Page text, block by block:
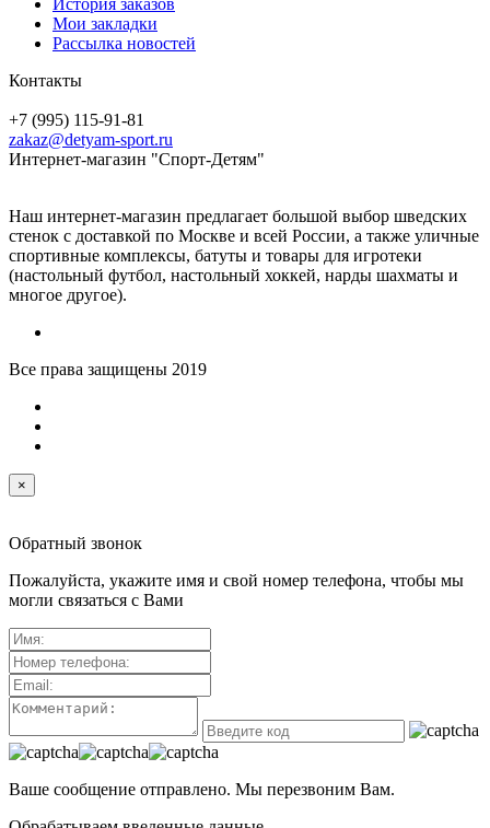
Мои закладки
Рассылка новостей
Контакты
+7 (995) 115-91-81
zakaz@detyam-sport.ru
Интернет-магазин "Спорт-Детям"
Наш интернет-магазин предлагает большой выбор шведских
стенок с доставкой по Москве и всей России, а также уличные
спортивные комплексы, батуты и товары для игротеки
(настольный футбол, настольный хоккей, нарды шахматы и
многое другое).
Все права защищены 2019
×
Обратный звонок
Пожалуйста, укажите имя и свой номер телефона, чтобы мы
могли связаться с Вами
Ваше сообщение отправлено. Мы перезвоним Вам.